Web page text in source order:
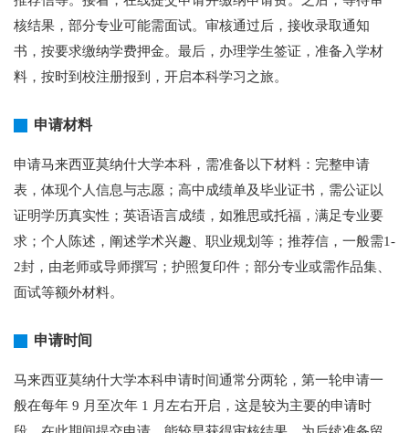
核结果，部分专业可能需面试。审核通过后，接收录取通知
书，按要求缴纳学费押金。最后，办理学生签证，准备入学材
料，按时到校注册报到，开启本科学习之旅。
申请材料
申请马来西亚莫纳什大学本科，需准备以下材料：完整申请
表，体现个人信息与志愿；高中成绩单及毕业证书，需公证以
证明学历真实性；英语语言成绩，如雅思或托福，满足专业要
求；个人陈述，阐述学术兴趣、职业规划等；推荐信，一般需1-
2封，由老师或导师撰写；护照复印件；部分专业或需作品集、
面试等额外材料。
申请时间
马来西亚莫纳什大学本科申请时间通常分两轮，第一轮申请一
般在每年 9 月至次年 1 月左右开启，这是较为主要的申请时